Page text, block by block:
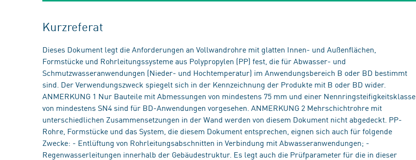
Kurzreferat
Dieses Dokument legt die Anforderungen an Vollwandrohre mit glatten Innen- und Außenflächen,
Formstücke und Rohrleitungssysteme aus Polypropylen (PP) fest, die für Abwasser- und
Schmutzwasseranwendungen (Nieder- und Hochtemperatur) im Anwendungsbereich B oder BD bestimmt
sind. Der Verwendungszweck spiegelt sich in der Kennzeichnung der Produkte mit B oder BD wider.
ANMERKUNG 1 Nur Bauteile mit Abmessungen von mindestens 75 mm und einer Nennringsteifigkeitsklasse
von mindestens SN4 sind für BD-Anwendungen vorgesehen. ANMERKUNG 2 Mehrschichtrohre mit
unterschiedlichen Zusammensetzungen in der Wand werden von diesem Dokument nicht abgedeckt. PP-
Rohre, Formstücke und das System, die diesem Dokument entsprechen, eignen sich auch für folgende
Zwecke: - Entlüftung von Rohrleitungsabschnitten in Verbindung mit Abwasseranwendungen; -
Regenwasserleitungen innerhalb der Gebäudestruktur. Es legt auch die Prüfparameter für die in dieser